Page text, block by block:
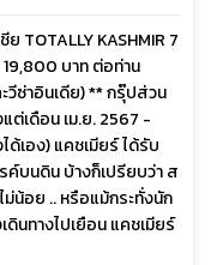
TOTALLY KASHMIR 7
19,800 บาท ต่อท่าน
วีซ่าอินเดีย) ** กรุ๊ปส่วน
ต่เดือน เม.ย. 2567 -
ด้เอง) แคชเมียร์ ได้รับ
ค์บนดิน บ้างก็เปรียบว่า ส
ม่น้อย .. หรือแม้กระทั่งนัก
นทางไปเยือน แคชเมียร์